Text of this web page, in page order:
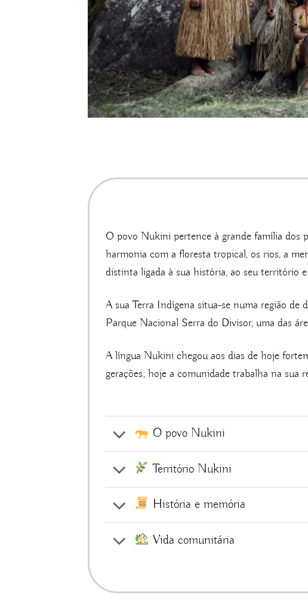
O povo Nukini pertence à grande família dos
harmonia com a floresta tropical, os rios, a
distinta ligada à sua história, ao seu território
A sua Terra Indígena situa-se numa região de
Parque Nacional Serra do Divisor, uma das
A língua Nukini chegou aos dias de hoje
gerações; hoje a comunidade trabalha na sua
O povo Nukini
Território Nukini
História e memória
Vida comunitária